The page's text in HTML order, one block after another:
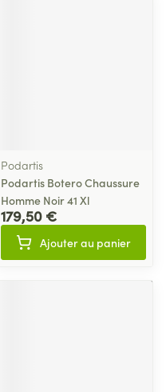
Podartis
Podartis Botero Chaussure
Homme Noir 41 Xl
179,50 €
Ajouter au panier